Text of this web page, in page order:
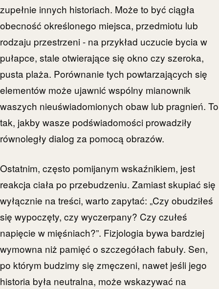
zupełnie innych historiach. Może to być ciągła
obecność określonego miejsca, przedmiotu lub
rodzaju przestrzeni - na przykład uczucie bycia w
pułapce, stale otwierające się okno czy szeroka,
pusta plaża. Porównanie tych powtarzających się
elementów może ujawnić wspólny mianownik
waszych nieuświadomionych obaw lub pragnień. To
tak, jakby wasze podświadomości prowadziły
równoległy dialog za pomocą obrazów.
Ostatnim, często pomijanym wskaźnikiem, jest
reakcja ciała po przebudzeniu. Zamiast skupiać się
wyłącznie na treści, warto zapytać: „Czy obudziłeś
się wypoczęty, czy wyczerpany? Czy czułeś
napięcie w mięśniach?”. Fizjologia bywa bardziej
wymowna niż pamięć o szczegółach fabuły. Sen,
po którym budzimy się zmęczeni, nawet jeśli jego
historia była neutralna, może wskazywać na